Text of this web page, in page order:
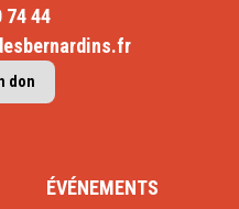
74 44
don
ÉVÉNEMENTS